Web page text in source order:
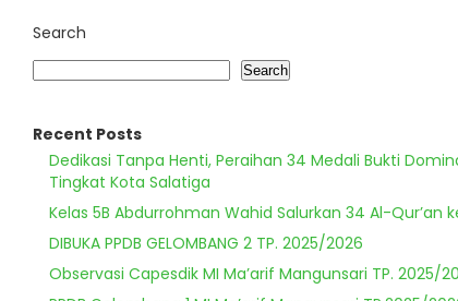
Search
Search
Recent Posts
Dedikasi Tanpa Henti, Peraihan 34 Medali Bukti
Tingkat Kota Salatiga
Kelas 5B Abdurrohman Wahid Salurkan 34 Al-Qur’an
DIBUKA PPDB GELOMBANG 2 TP. 2025/2026
Observasi Capesdik MI Ma’arif Mangunsari TP. 2025/